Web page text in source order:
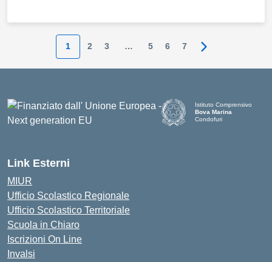
1 2 3 … 5 6 7 Pagina
Istituto Comprensivo
Bova Marina
Condofuri
Link Esterni
MIUR
Ufficio Scolastico Regionale
Ufficio Scolastico Territoriale
Scuola in Chiaro
Iscrizioni On Line
Invalsi